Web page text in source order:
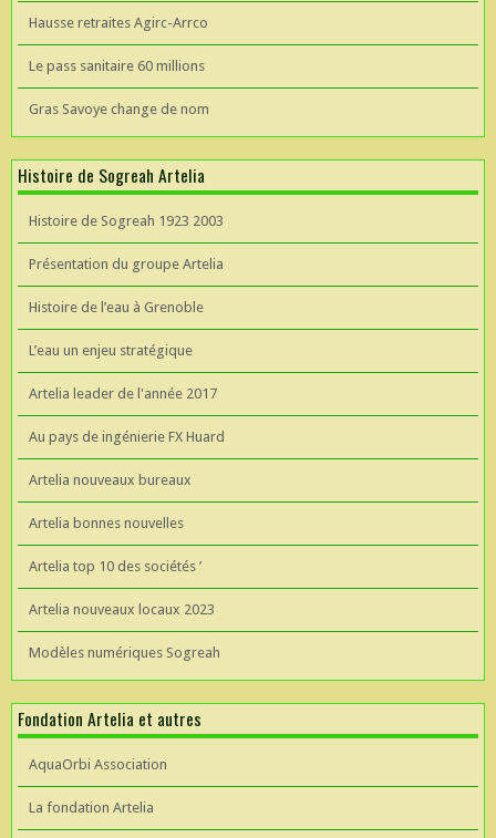
Hausse retraites Agirc-Arrco
Le pass sanitaire 60 millions
Gras Savoye change de nom
Histoire de Sogreah Artelia
Histoire de Sogreah 1923 2003
Présentation du groupe Artelia
Histoire de l’eau à Grenoble
L’eau un enjeu stratégique
Artelia leader de l'année 2017
Au pays de ingénierie FX Huard
Artelia nouveaux bureaux
Artelia bonnes nouvelles
Artelia top 10 des sociétés ’
Artelia nouveaux locaux 2023
Modèles numériques Sogreah
Fondation Artelia et autres
AquaOrbi Association
La fondation Artelia